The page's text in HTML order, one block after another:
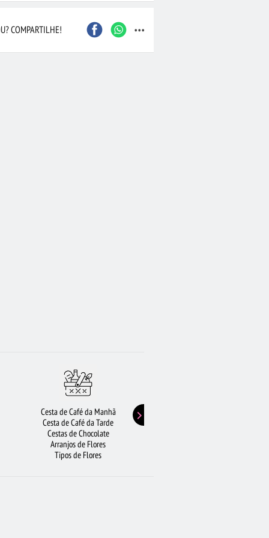
Contagem
Joinville
COMPARTILHE! ...
Cesta de Café da Manhã
Cesta de Café da Tarde
Cestas de Chocolate
Arranjos de Flores
Tipos de Flores